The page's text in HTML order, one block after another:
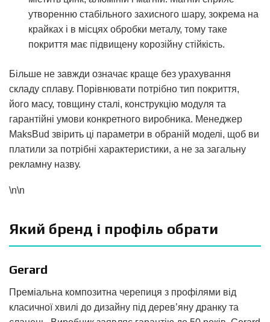
утворенню стабільного захисного шару, зокрема на
крайках і в місцях обробки металу, тому таке
покриття має підвищену корозійну стійкість.
Більше не завжди означає краще без урахування
складу сплаву. Порівнювати потрібно тип покриття,
його масу, товщину сталі, конструкцію модуля та
гарантійні умови конкретного виробника. Менеджер
MaksBud звірить ці параметри в обраній моделі, щоб ви
платили за потрібні характеристики, а не за загальну
рекламну назву.
\n\n
Який бренд і профіль обрати
Gerard
Преміальна композитна черепиця з профілями від
класичної хвилі до дизайну під дерев’яну дранку та